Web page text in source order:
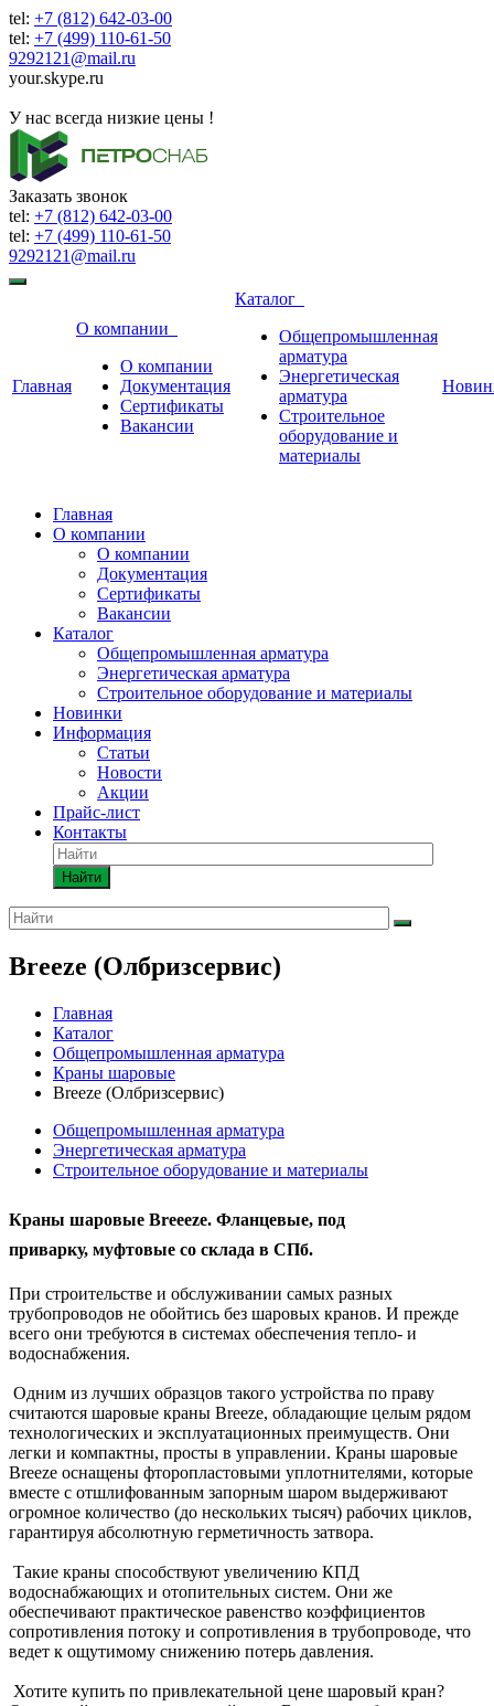
tel: +7 (812) 642-03-00
tel: +7 (499) 110-61-50
9292121@mail.ru
your.skype.ru
У нас всегда низкие цены !
Заказать звонок
tel: +7 (812) 642-03-00
tel: +7 (499) 110-61-50
9292121@mail.ru
Главная
О компании
О компании
Документация
Сертификаты
Вакансии
Каталог
Общепромышленная
арматура
Энергетическая
арматура
Строительное
оборудование и
материалы
Главная
О компании
О компании
Документация
Сертификаты
Вакансии
Каталог
Общепромышленная арматура
Энергетическая арматура
Строительное оборудование и материалы
Новинки
Информация
Статьи
Новости
Акции
Прайс-лист
Контакты
Найти
Breeze (Олбризсервис)
Главная
Каталог
Общепромышленная арматура
Краны шаровые
Breeze (Олбризсервис)
Общепромышленная арматура
Энергетическая арматура
Строительное оборудование и материалы
Краны шаровые Breeeze. Фланцевые, под
приварку, муфтовые со склада в СПб.
При строительстве и обслуживании самых разных
трубопроводов не обойтись без шаровых кранов. И прежде
всего они требуются в системах обеспечения тепло- и
водоснабжения.
Одним из лучших образцов такого устройства по праву
считаются шаровые краны Breeze, обладающие целым рядом
технологических и эксплуатационных преимуществ. Они
легки и компактны, просты в управлении. Краны шаровые
Breeze оснащены фторопластовыми уплотнителями, которые
вместе с отшлифованным запорным шаром выдерживают
огромное количество (до нескольких тысяч) рабочих циклов,
гарантируя абсолютную герметичность затвора.
Такие краны способствуют увеличению КПД
водоснабжающих и отопительных систем. Они же
обеспечивают практическое равенство коэффициентов
сопротивления потоку и сопротивления в трубопроводе, что
ведет к ощутимому снижению потерь давления.
Хотите купить по привлекательной цене шаровый кран?